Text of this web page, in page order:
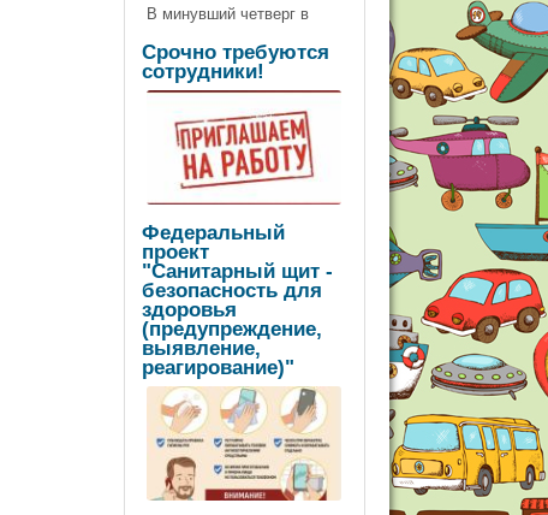
В минувший четверг в
Срочно требуются
сотрудники!
Федеральный
проект
"Санитарный щит -
безопасность для
здоровья
(предупреждение,
выявление,
реагирование)"